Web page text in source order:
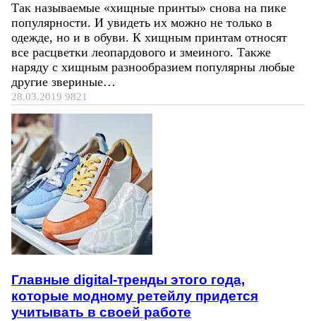
Так называемые «хищные принты» снова на пике
популярности. И увидеть их можно не только в
одежде, но и в обуви. К хищным принтам относят
все расцветки леопардового и змеиного. Также
наряду с хищным разнообразием популярны любые
другие звериные…
28.03.2019 9821
Главные digital-тренды этого года,
которые модному ретейлу придется
учитывать в своей работе